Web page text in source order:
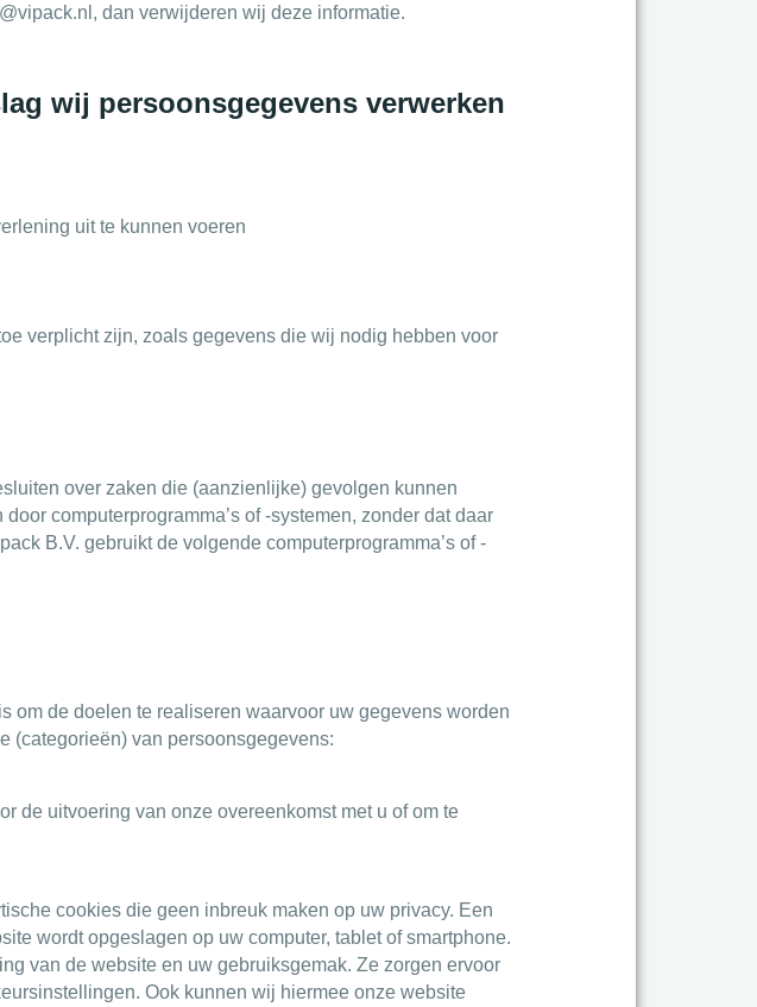
dan verwijderen wij deze informatie.
wij persoonsgegevens verwerken
uit te kunnen voeren
verplicht zijn, zoals gegevens die wij nodig hebben voor
over zaken die (aanzienlijke) gevolgen kunnen
computerprogramma’s of -systemen, zonder dat daar
B.V. gebruikt de volgende computerprogramma’s of -
om de doelen te realiseren waarvoor uw gegevens worden
(categorieën) van persoonsgegevens:
de uitvoering van onze overeenkomst met u of om te
cookies die geen inbreuk maken op uw privacy. Een
wordt opgeslagen op uw computer, tablet of smartphone.
van de website en uw gebruiksgemak. Ze zorgen ervoor
Ook kunnen wij hiermee onze website